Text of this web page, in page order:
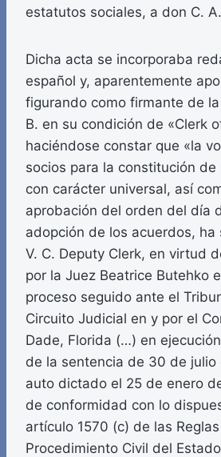
estatutos sociales, a don C.
Dicha acta se incorporaba
español y, aparentemente
figurando como firmante de
B. en su condición de «Clerk
haciéndose constar que «la
socios para la constitución
con carácter universal, así
aprobación del orden del día
adopción de los acuerdos, ha
V. C. Deputy Clerk, en virtud
por la Juez Beatrice Butehko
proceso seguido ante el
Circuito Judicial en y por el
Dade, Florida (…) en
de la sentencia de 30 de julio
auto dictado el 25 de enero
de conformidad con lo
artículo 1570 (c) de las
Procedimiento Civil del